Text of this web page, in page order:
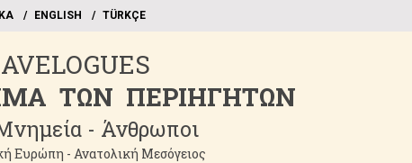
ΕΝGLISH TÜRKÇE
ΤΩΝ ΠΕΡΙΗΓΗΤΩΝ
- Άνθρωποι
Ευρώπη - Ανατολική Μεσόγειος